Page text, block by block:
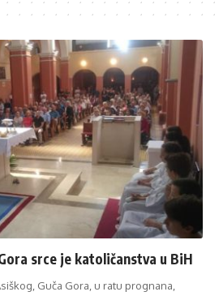
srce je katoličanstva u BiH
Guča Gora, u ratu prognana,